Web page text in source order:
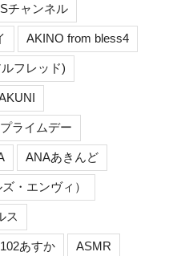
チャンネル
AKINO from bless4
フレッド)
ライムデー
ANAあきんど
・エンヴィ）
ス
あすか ASMR